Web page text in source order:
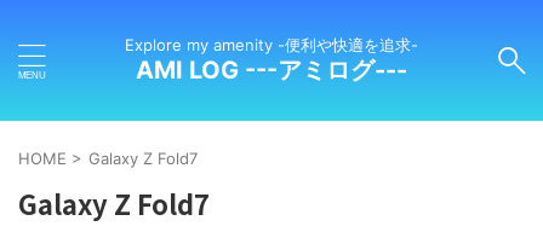
Explore my amenity -便利や快適を追求-
AMI LOG ---アミログ---
HOME > Galaxy Z Fold7
Galaxy Z Fold7